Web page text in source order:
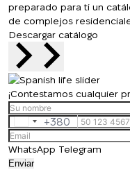
preparado para ti un
de complejos
Descargar catálogo
¡Contestamos cualquier
Ukraine
+380
+380
WhatsApp Telegram
Enviar
Le